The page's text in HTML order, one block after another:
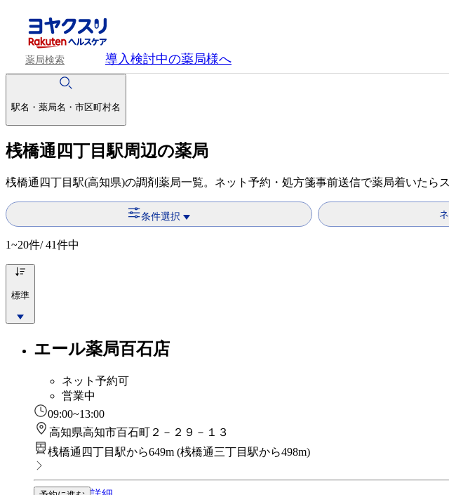
薬局検索 導入検討中の薬局様へ
駅名・薬局名・市区町村名
桟橋通四丁目駅周辺の薬局
桟橋通四丁目駅(高知県)の調剤薬局一覧。ネット予約・処方箋事前送信で薬局着いたら
条件選択
1~20件/ 41件中
標準
エール薬局百石店
ネット予約可
営業中
09:00~13:00
高知県高知市百石町２－２９－１３
桟橋通四丁目駅から649m (桟橋通三丁目駅から498m)